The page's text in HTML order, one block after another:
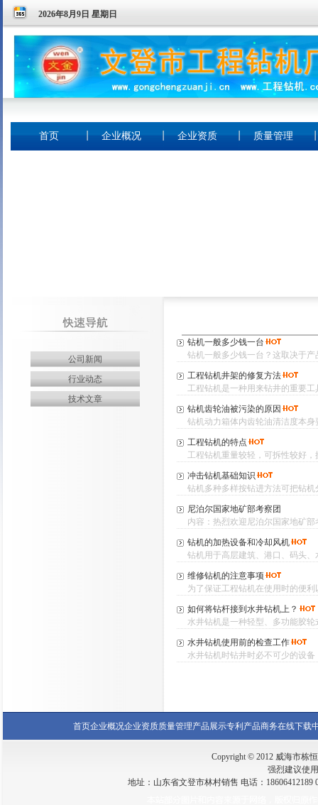
2026年8月9日 星期日
首页 企业概况 企业资质 质量管理
钻机一般多少钱一台
钻机一般多少钱一台？这取决于
工程钻机井架的修复方法
工程钻机是一种用来钻井的重要
钻机齿轮油被污染的原因
钻机动力箱体内齿轮油清洁度本
工程钻机的特点
工程钻机重量较轻，可拆性较好
冲击钻机基础知识
钻机多种多样按钻进方法可把钻
尼泊尔国家地矿部考察团
内容：热烈欢迎尼泊尔国家地矿
钻机的加热设备和冷却风机
钻机用于高层建筑、港口、码头
维修钻机的注意事项
为了保证工程钻机在使用时的便
如何将钻杆接到水井钻机上？
水井钻机是一种轻型、多功能胶
水井钻机使用前的检查工作
水井钻机时钻井时必不可少的设
公司新闻
行业动态
技术文章
首页企业概况企业资质质量管理产品展示专利产品商务在线下载
Copyright © 2012 威海市栋
强烈建议使
地址：山东省文登市林村销售 电话：18606412189